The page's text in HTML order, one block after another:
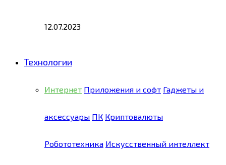
12.07.2023
Технологии
Интернет Приложения и софт Гаджеты и
аксессуары ПК Криптовалюты
Робототехника Искусственный интеллект